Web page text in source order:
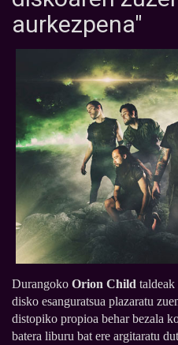
aurkezpena"
Durangoko Orion Child taldeak
disko esanguratsua plazaratu
distopiko propioa behar bezala
batera liburu bat ere argitaratu